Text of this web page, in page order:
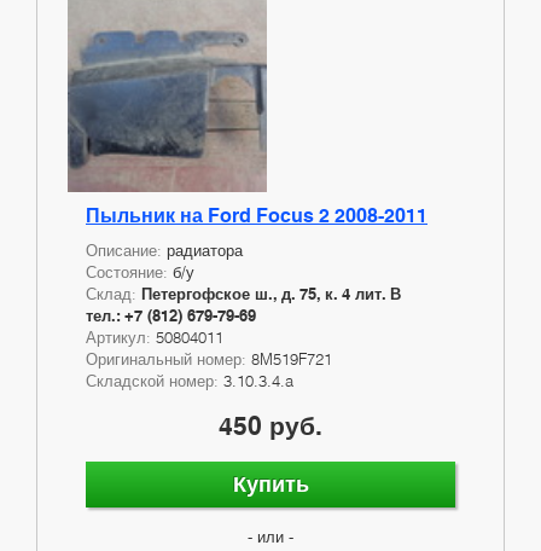
Пыльник на Ford Focus 2 2008-2011
Описание: радиатора
Состояние: б/у
Склад: Петергофское ш., д. 75, к. 4 лит. В
тел.: +7 (812) 679-79-69
Артикул: 50804011
Оригинальный номер: 8M519F721
Складской номер: 3.10.3.4.a
450 руб.
Купить
- или -